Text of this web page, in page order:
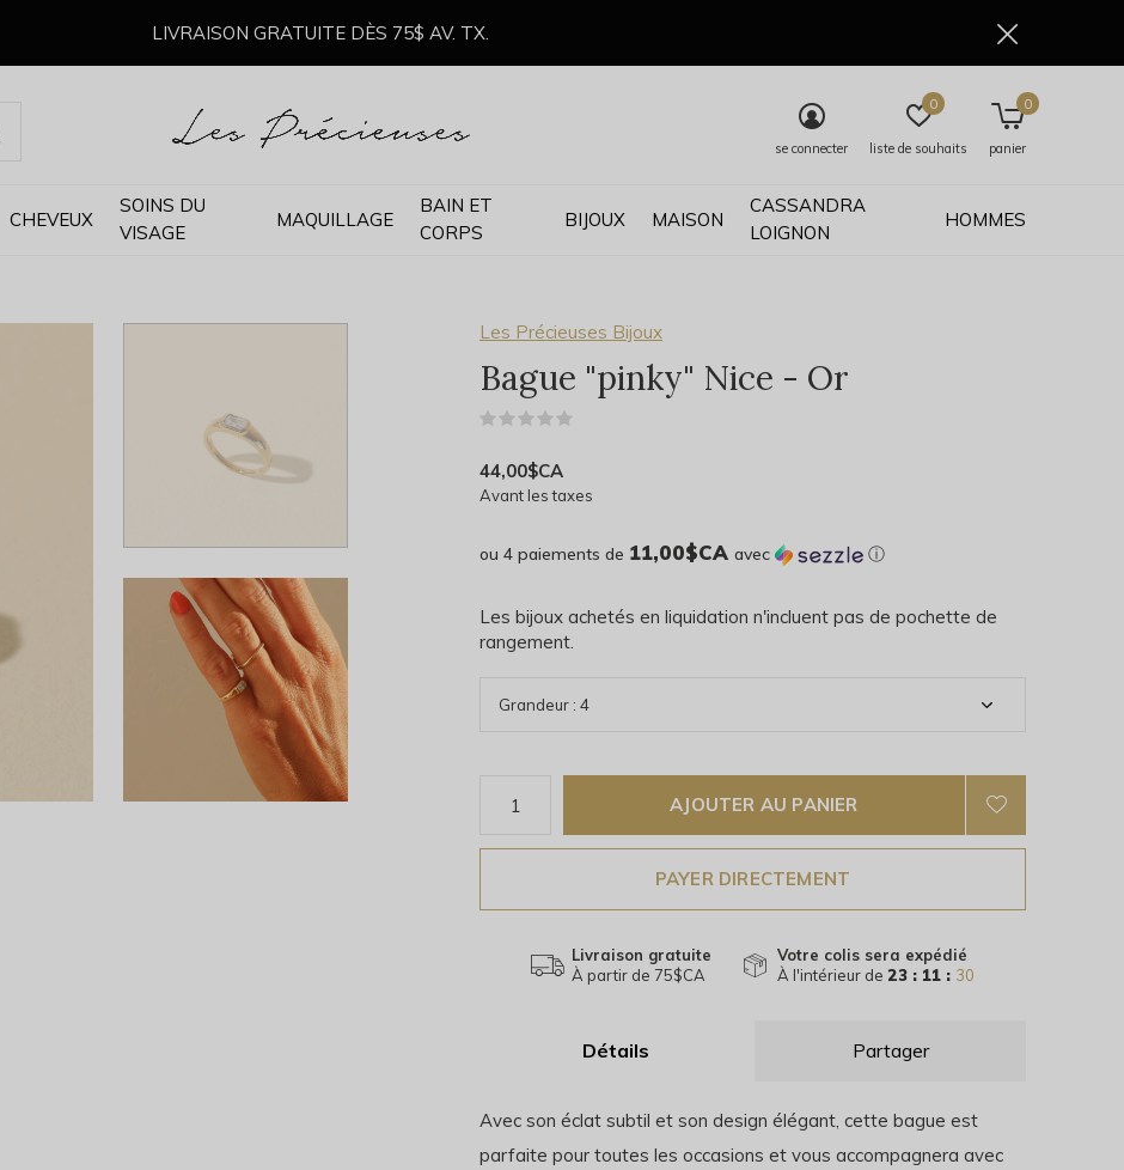
CHEVEUX
SOINS DU
VISAGE
MAQUILLAGE
BAIN ET
CORPS
BIJOUX MAISON
CASSANDRA
LOIGNON
HOMMES
se connecter liste de souhaits
0
panier
0
LIVRAISON GRATUITE DÈS 75$ AV. TX.
Les Précieuses Bijoux
Bague "pinky" Nice - Or
44,00$CA
Avant les taxes
ou 4 paiements de 11,00$CA avec ⓘ
Les bijoux achetés en liquidation n'incluent pas de pochette de
rangement.
AJOUTER AU PANIER
PAYER DIRECTEMENT
Livraison gratuite
À partir de 75$CA
Votre colis sera expédié
À l'intérieur de 23 : 11 : 29
Détails Partager
Avec son éclat subtil et son design élégant, cette bague est
parfaite pour toutes les occasions et vous accompagnera avec